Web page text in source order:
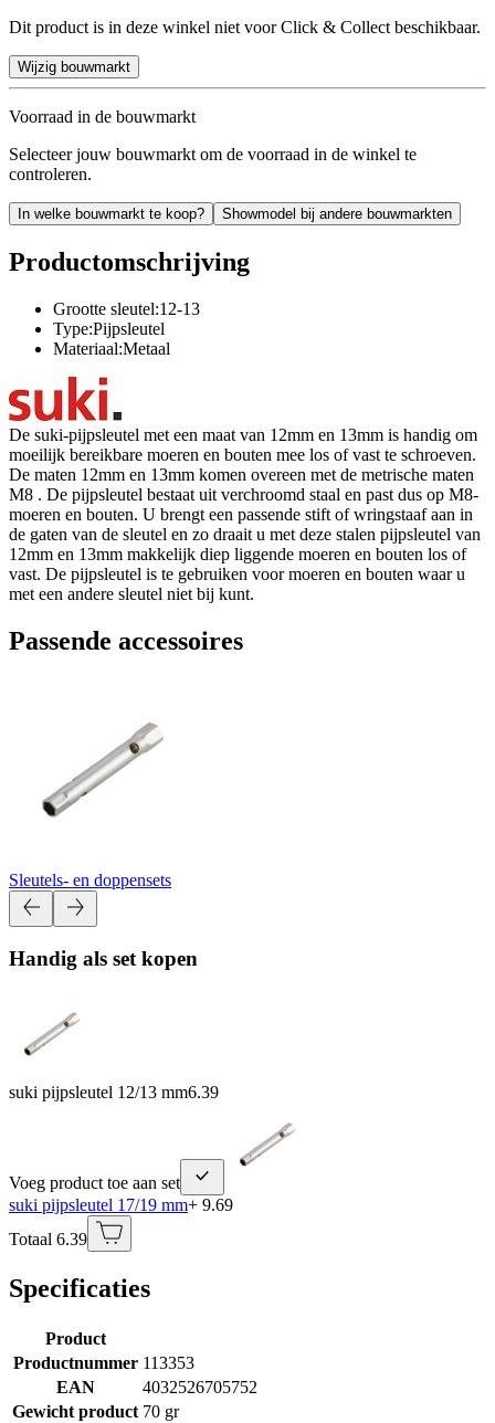
Dit product is in deze winkel niet voor Click & Collect beschikbaar.
Wijzig bouwmarkt
Voorraad in de bouwmarkt
Selecteer jouw bouwmarkt om de voorraad in de winkel te
controleren.
In welke bouwmarkt te koop? Showmodel bij andere bouwmarkten
Productomschrijving
Grootte sleutel:12-13
Type:Pijpsleutel
Materiaal:Metaal
De suki-pijpsleutel met een maat van 12mm en 13mm is handig om
moeilijk bereikbare moeren en bouten mee los of vast te schroeven.
De maten 12mm en 13mm komen overeen met de metrische maten
M8 . De pijpsleutel bestaat uit verchroomd staal en past dus op M8-
moeren en bouten. U brengt een passende stift of wringstaaf aan in
de gaten van de sleutel en zo draait u met deze stalen pijpsleutel van
12mm en 13mm makkelijk diep liggende moeren en bouten los of
vast. De pijpsleutel is te gebruiken voor moeren en bouten waar u
met een andere sleutel niet bij kunt.
Passende accessoires
Sleutels- en doppensets
Handig als set kopen
suki pijpsleutel 12/13 mm6.39
Voeg product toe aan set
suki pijpsleutel 17/19 mm+ 9.69
Totaal 6.39
Specificaties
Product
Productnummer 113353
EAN
4032526705752
Gewicht product 70 gr